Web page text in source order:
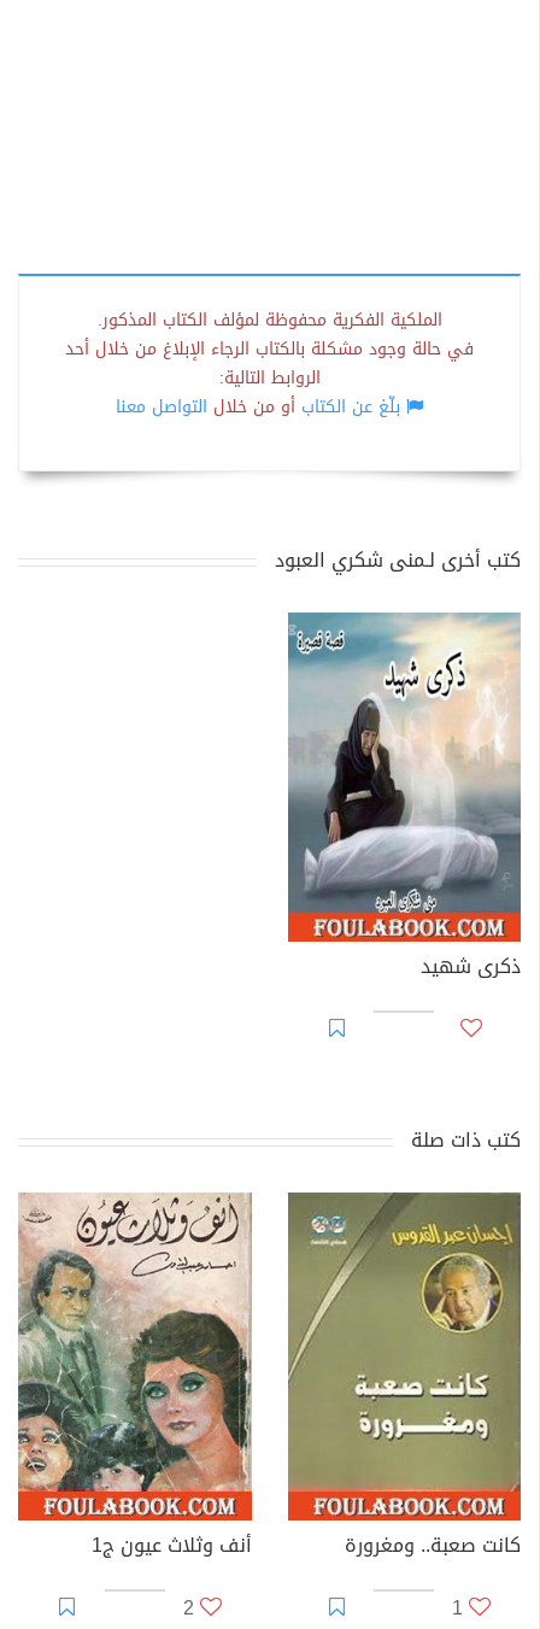
الملكية الفكرية محفوظة لمؤلف الكتاب المذكور.
في حالة وجود مشكلة بالكتاب الرجاء الإبلاغ من خلال أحد
الروابط التالية:
بلّغ عن الكتاب أو من خلال التواصل معنا
كتب أخرى لـمنى شكري العبود
ذكرى شهيد
كتب ذات صلة
كانت صعبة.. ومغرورة
1
أنف وثلاث عيون ج1
2